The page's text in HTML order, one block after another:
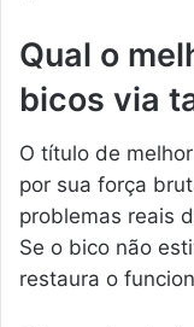
Qual o
bicos via
O título de
por sua força
problemas reais
Se o bico não
restaura o